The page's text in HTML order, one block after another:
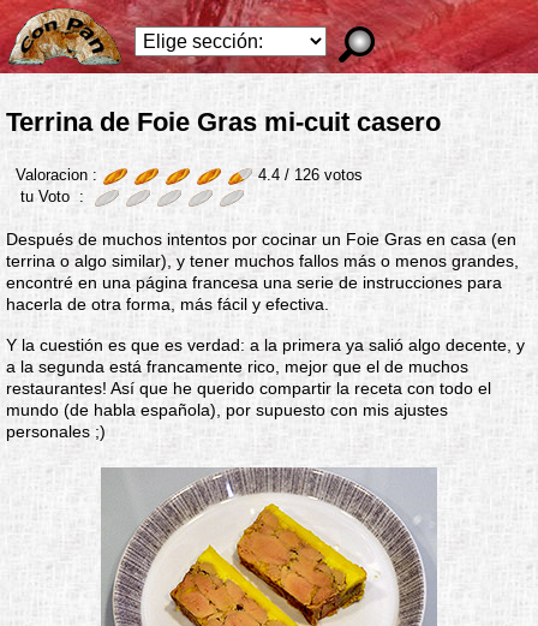
Terrina de Foie Gras mi-cuit casero
Valoracion : 4.4 / 126 votos
tu Voto :
Después de muchos intentos por cocinar un Foie Gras en casa (en
terrina o algo similar), y tener muchos fallos más o menos grandes,
encontré en una página francesa una serie de instrucciones para
hacerla de otra forma, más fácil y efectiva.
Y la cuestión es que es verdad: a la primera ya salió algo decente, y
a la segunda está francamente rico, mejor que el de muchos
restaurantes! Así que he querido compartir la receta con todo el
mundo (de habla española), por supuesto con mis ajustes
personales ;)